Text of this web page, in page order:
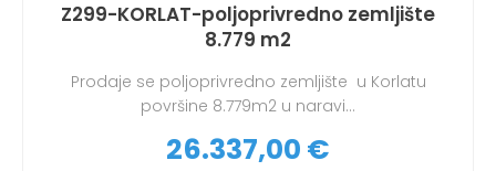
Z299-KORLAT-poljoprivredno zemljište
8.779 m2
Prodaje se poljoprivredno zemljište u Korlatu
površine 8.779m2 u naravi...
26.337,00 €